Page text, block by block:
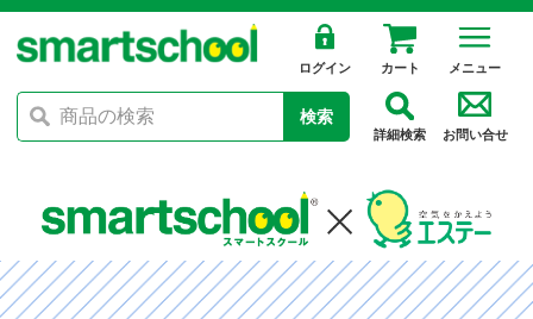
ログイン カート メニュー
検索
詳細検索 お問い合せ